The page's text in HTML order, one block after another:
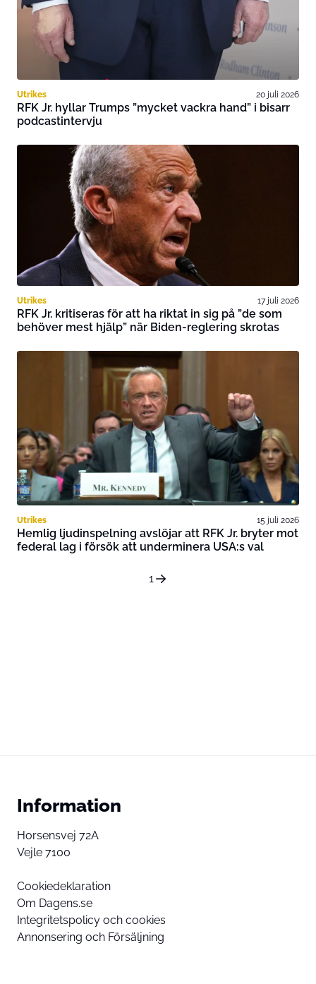
Utrikes 20 juli 2026
RFK Jr. hyllar Trumps ”mycket vackra hand” i bisarr
podcastintervju
Utrikes 17 juli 2026
RFK Jr. kritiseras för att ha riktat in sig på ”de som
behöver mest hjälp” när Biden-reglering skrotas
Utrikes 15 juli 2026
Hemlig ljudinspelning avslöjar att RFK Jr. bryter mot
federal lag i försök att underminera USA:s val
1
Information
Horsensvej 72A
Vejle 7100
Cookiedeklaration
Om Dagens.se
Integritetspolicy och cookies
Annonsering och Försäljning